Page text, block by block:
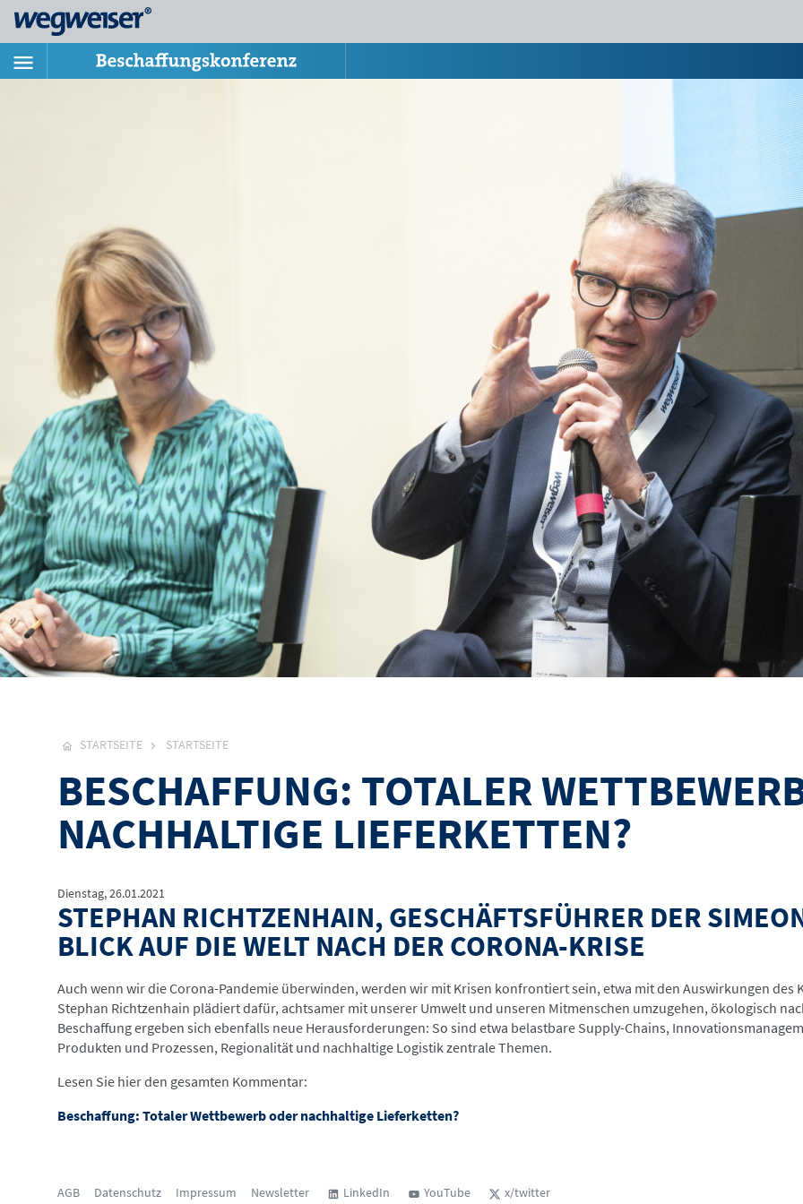
STARTSEITE STARTSEITE
BESCHAFFUNG: TOTALER
NACHHALTIGE LIEFERKETTEN?
Dienstag, 26.01.2021
STEPHAN RICHTZENHAIN, GESCHÄFTSFÜHRER DER
BLICK AUF DIE WELT NACH DER CORONA-KRISE
Auch wenn wir die Corona-Pandemie überwinden, werden wir mit Krisen konfrontiert sein, etwa mit den Auswirkungen
Stephan Richtzenhain plädiert dafür, achtsamer mit unserer Umwelt und unseren Mitmenschen umzugehen, ökologisch
Beschaffung ergeben sich ebenfalls neue Herausforderungen: So sind etwa belastbare Supply-Chains,
Produkten und Prozessen, Regionalität und nachhaltige Logistik zentrale Themen.
Lesen Sie hier den gesamten Kommentar:
Beschaffung: Totaler Wettbewerb oder nachhaltige Lieferketten?
AGB Datenschutz Impressum Newsletter LinkedIn YouTube x/twitter